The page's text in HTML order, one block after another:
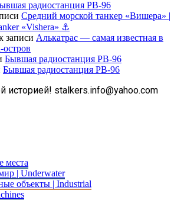
радиостанция РВ-96
Средний морской танкер «Вишера» |
«Vishera» ⚓
записи Алькатрас — самая известная в
Бывшая радиостанция РВ-96
Бывшая радиостанция РВ-96
историей! stalkers.info@yahoo.com
места
| Underwater
объекты | Industrial